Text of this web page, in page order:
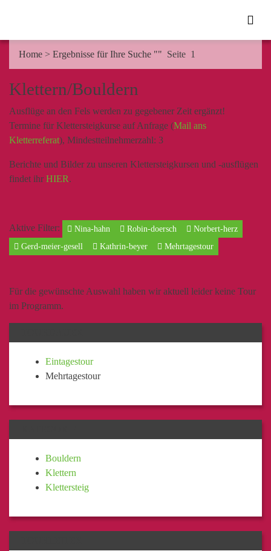
Home > Ergebnisse für Ihre Suche "" Seite 1
Klettern/Bouldern
Ausflüge an den Fels werden zu gegebener Zeit ergänzt!
Termine für Klettersteigkurse auf Anfrage (Mail ans
Kletterreferat), Mindestteilnehmerzahl: 3
Berichte und Bilder zu unseren Klettersteigkursen und -ausflügen
findet ihr HIER.
Aktive Filter: Nina-hahn Robin-doersch
Norbert-herz
Gerd-meier-gesell
Kathrin-beyer Mehrtagestour
Für die gewünschte Auswahl haben wir aktuell leider keine Tour
im Programm.
Eintagestour
Mehrtagestour
Bouldern
Klettern
Klettersteig